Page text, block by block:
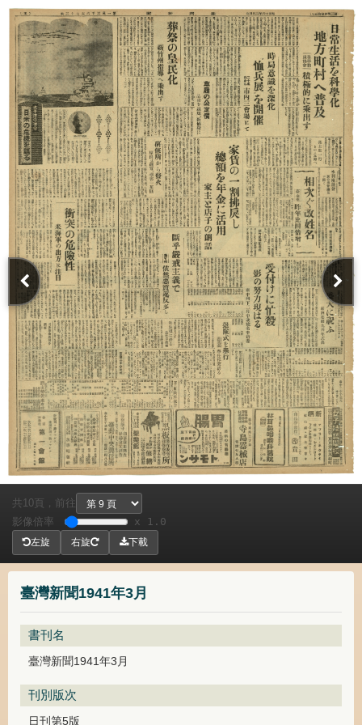
臺灣新聞1941年3月
書刊名
臺灣新聞1941年3月
刊別版次
日刊第5版
共 10頁，
前往
影像倍率
x 1.0
左旋 右旋 下載